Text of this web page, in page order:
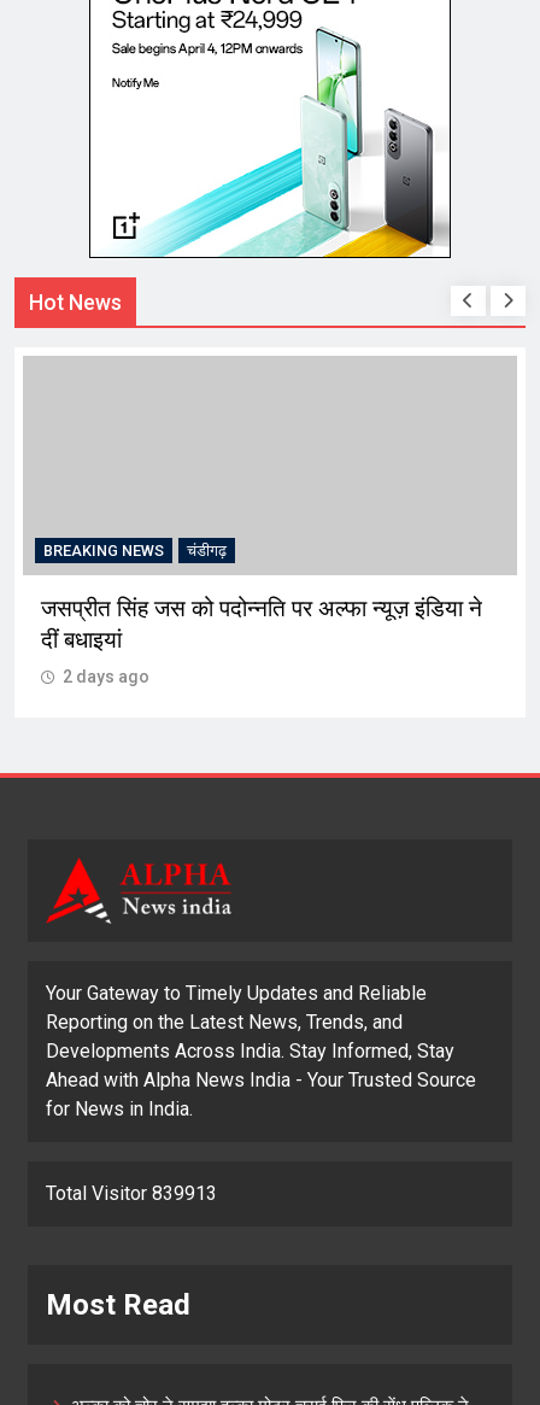
Hot News
BREAKING NEWS चंडीगढ़
जसप्रीत सिंह जस को पदोन्नति पर अल्फा न्यूज़ इंडिया ने
दीं बधाइयां
2 days ago
Your Gateway to Timely Updates and Reliable
Reporting on the Latest News, Trends, and
Developments Across India. Stay Informed, Stay
Ahead with Alpha News India - Your Trusted Source
for News in India.
Total Visitor 839913
Most Read